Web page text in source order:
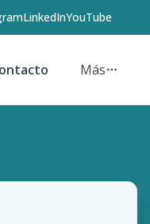
LinkedInYouTube
Más